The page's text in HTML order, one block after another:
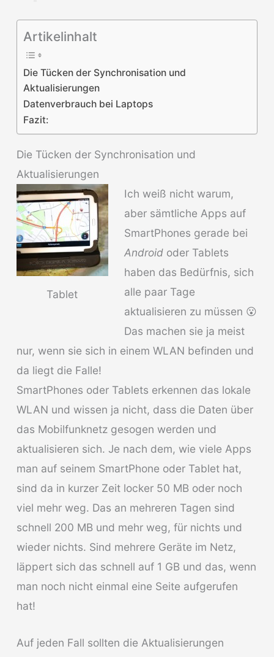
Artikelinhalt
Die Tücken der Synchronisation und
Aktualisierungen
Datenverbrauch bei Laptops
Fazit:
Die Tücken der Synchronisation und
Aktualisierungen
Tablet
Ich weiß nicht warum,
aber sämtliche Apps auf
SmartPhones gerade bei
Androidoder Tablets
haben das Bedürfnis, sich
alle paar Tage
aktualisieren zu müssen 😮
Das machen sie ja meist
nur, wenn sie sich in einem WLAN befinden und
da liegt die Falle!
SmartPhones oder Tablets erkennen das lokale
WLAN und wissen ja nicht, dass die Daten über
das Mobilfunknetz gesogen werden und
aktualisieren sich. Je nach dem, wie viele Apps
man auf seinem SmartPhone oder Tablet hat,
sind da in kurzer Zeit locker 50 MB oder noch
viel mehr weg. Das an mehreren Tagen sind
schnell 200 MB und mehr weg, für nichts und
wieder nichts. Sind mehrere Geräte im Netz,
läppert sich das schnell auf 1 GB und das, wenn
man noch nicht einmal eine Seite aufgerufen
hat!
Auf jeden Fall sollten die Aktualisierungen